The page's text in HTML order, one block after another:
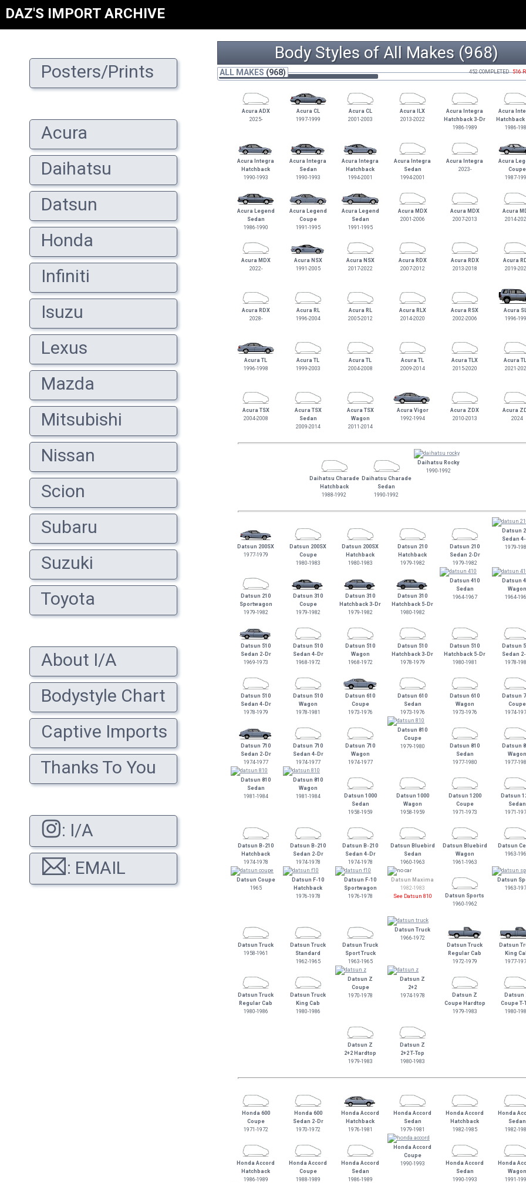
DAZ'S IMPORT ARCHIVE
Posters/Prints
Acura
Daihatsu
Datsun
Honda
Infiniti
Isuzu
Lexus
Mazda
Mitsubishi
Nissan
Scion
Subaru
Suzuki
Toyota
About I/A
Bodystyle Chart
Captive Imports
Thanks To You
: I/A
: EMAIL
Body Styles of All Makes (968)
ALL MAKES (968) 452 COMPLETED516
Acura ADX
2025-
Acura CL
1997-1999
Acura CL
2001-2003
Acura ILX
2013-2022
Acura Integra
Hatchback 3-Dr
1986-1989
Acura
Hatchback
1986-
Acura Integra
Hatchback
1990-1993
Acura Integra
Sedan
1990-1993
Acura Integra
Hatchback
1994-2001
Acura Integra
Sedan
1994-2001
Acura Integra
2023-
Acura
Coupe
1987-
Acura Legend
Sedan
1986-1990
Acura Legend
Coupe
1991-1995
Acura Legend
Sedan
1991-1995
Acura MDX
2001-2006
Acura MDX
2007-2013
Acura
2014-
Acura MDX
2022-
Acura NSX
1991-2005
Acura NSX
2017-2022
Acura RDX
2007-2012
Acura RDX
2013-2018
Acura
2019-
Acura RDX
2028-
Acura RL
1996-2004
Acura RL
2005-2012
Acura RLX
2014-2020
Acura RSX
2002-2006
Acura
1996-
Acura TL
1996-1998
Acura TL
1999-2003
Acura TL
2004-2008
Acura TL
2009-2014
Acura TLX
2015-2020
Acura
2021-
Acura TSX
2004-2008
Acura TSX
Sedan
2009-2014
Acura TSX
Wagon
2011-2014
Acura Vigor
1992-1994
Acura ZDX
2010-2013
Acura
2024
Daihatsu Charade
Hatchback
1988-1992
Daihatsu Charade
Sedan
1990-1992
Daihatsu Rocky
1990-1992
Datsun 200SX
1977-1979
Datsun 200SX
Coupe
1980-1983
Datsun 200SX
Hatchback
1980-1983
Datsun 210
Hatchback
1979-1982
Datsun 210
Sedan 2-Dr
1979-1982
Datsun
Sedan
1979-
Datsun 210
Sportwagon
1979-1982
Datsun 310
Coupe
1979-1982
Datsun 310
Hatchback 3-Dr
1979-1982
Datsun 310
Hatchback 5-Dr
1980-1982
Datsun 410
Sedan
1964-1967
Datsun
Wagon
1964-
Datsun 510
Sedan 2-Dr
1969-1973
Datsun 510
Sedan 4-Dr
1968-1972
Datsun 510
Wagon
1968-1972
Datsun 510
Hatchback 3-Dr
1978-1979
Datsun 510
Hatchback 5-Dr
1980-1981
Datsun
Sedan
1978-
Datsun 510
Sedan 4-Dr
1978-1979
Datsun 510
Wagon
1978-1981
Datsun 610
Coupe
1973-1976
Datsun 610
Sedan
1973-1976
Datsun 610
Wagon
1973-1976
Datsun
Coupe
1974-
Datsun 710
Sedan 2-Dr
1974-1977
Datsun 710
Sedan 4-Dr
1974-1977
Datsun 710
Wagon
1974-1977
Datsun 810
Coupe
1979-1980
Datsun 810
Sedan
1977-1980
Datsun
Wagon
1977-
Datsun 810
Sedan
1981-1984
Datsun 810
Wagon
1981-1984
Datsun 1000
Sedan
1958-1959
Datsun 1000
Wagon
1958-1959
Datsun 1200
Coupe
1971-1973
Datsun
Sedan
1971-
Datsun B-210
Hatchback
1974-1978
Datsun B-210
Sedan 2-Dr
1974-1978
Datsun B-210
Sedan 4-Dr
1974-1978
Datsun Bluebird
Sedan
1960-1963
Datsun Bluebird
Wagon
1961-1963
Datsun
1963-
Datsun Coupe
1965
Datsun F-10
Hatchback
1976-1978
Datsun F-10
Sportwagon
1976-1978
Datsun Maxima
1982-1983
See Datsun 810
Datsun Sports
1960-1962
Datsun
1963-
Datsun Truck
1958-1961
Datsun Truck
Standard
1962-1965
Datsun Truck
Sport Truck
1963-1965
Datsun Truck
1966-1972
Datsun Truck
Regular Cab
1972-1979
Datsun
King
1977-
Datsun Truck
Regular Cab
1980-1986
Datsun Truck
King Cab
1980-1986
Datsun Z
Coupe
1970-1978
Datsun Z
2+2
1974-1978
Datsun Z
Coupe Hardtop
1979-1983
Datsun
Coupe T-
1980-
Datsun Z
2+2 Hardtop
1979-1983
Datsun Z
2+2 T-Top
1980-1983
Honda 600
Coupe
1971-1972
Honda 600
Sedan 2-Dr
1970-1972
Honda Accord
Hatchback
1976-1981
Honda Accord
Sedan
1979-1981
Honda Accord
Hatchback
1982-1985
Honda
Sedan
1982-
Honda Accord
Hatchback
1986-1989
Honda Accord
Coupe
1988-1989
Honda Accord
Sedan
1986-1989
Honda Accord
Coupe
1990-1993
Honda Accord
Sedan
1990-1993
Honda
Wagon
1991-